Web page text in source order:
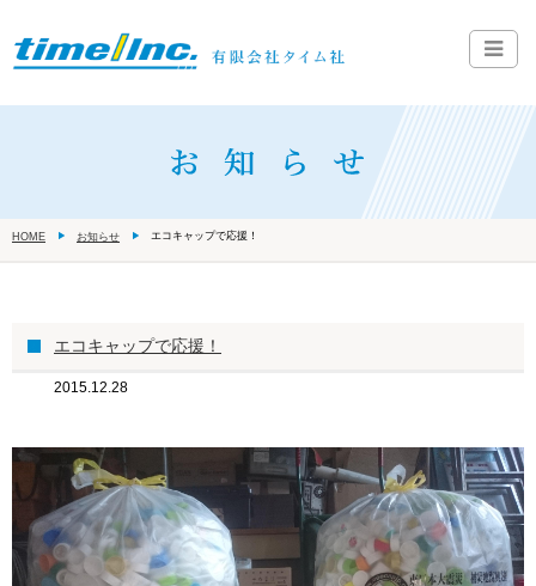
HOME お知らせ エコキャップで応援！
エコキャップで応援！
2015.12.28